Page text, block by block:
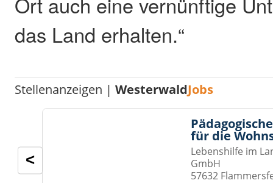
das Land erhalten.“
Stellenanzeigen |WesterwaldJobs
für die
Lebenshilfe im
GmbH
57632
<